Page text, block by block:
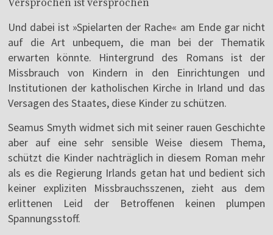
Und dabei ist »Spielarten der Rache« am Ende gar nicht
auf die Art unbequem, die man bei der Thematik
erwarten könnte. Hintergrund des Romans ist der
Missbrauch von Kindern in den Einrichtungen und
Institutionen der katholischen Kirche in Irland und das
Versagen des Staates, diese Kinder zu schützen.
Seamus Smyth widmet sich mit seiner rauen Geschichte
aber auf eine sehr sensible Weise diesem Thema,
schützt die Kinder nachträglich in diesem Roman mehr
als es die Regierung Irlands getan hat und bedient sich
keiner expliziten Missbrauchsszenen, zieht aus dem
erlittenen Leid der Betroffenen keinen plumpen
Spannungsstoff.